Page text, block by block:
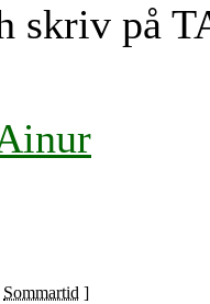
skriv på
Sommartid ]